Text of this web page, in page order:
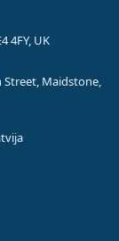
4FY, UK
Street, Maidstone,